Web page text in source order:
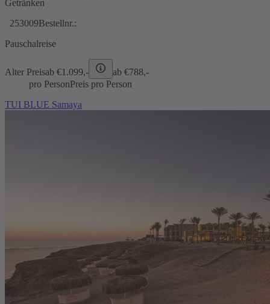
Getränken
253009Bestellnr.:
Pauschalreise
Alter Preisab €1.099,- ab €788,-
pro PersonPreis pro Person
TUI BLUE Samaya